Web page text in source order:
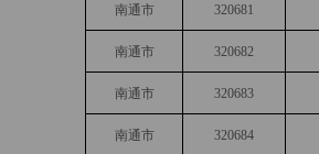
南通市 320681
南通市 320682
南通市 320683
南通市 320684